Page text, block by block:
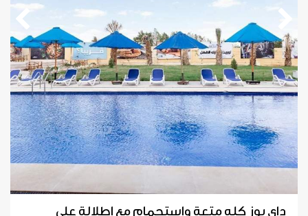
داي يوز كله متعة واستجمام مع إطلالة على